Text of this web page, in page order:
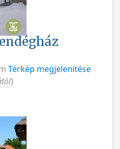
Térkép megjelenítése
)